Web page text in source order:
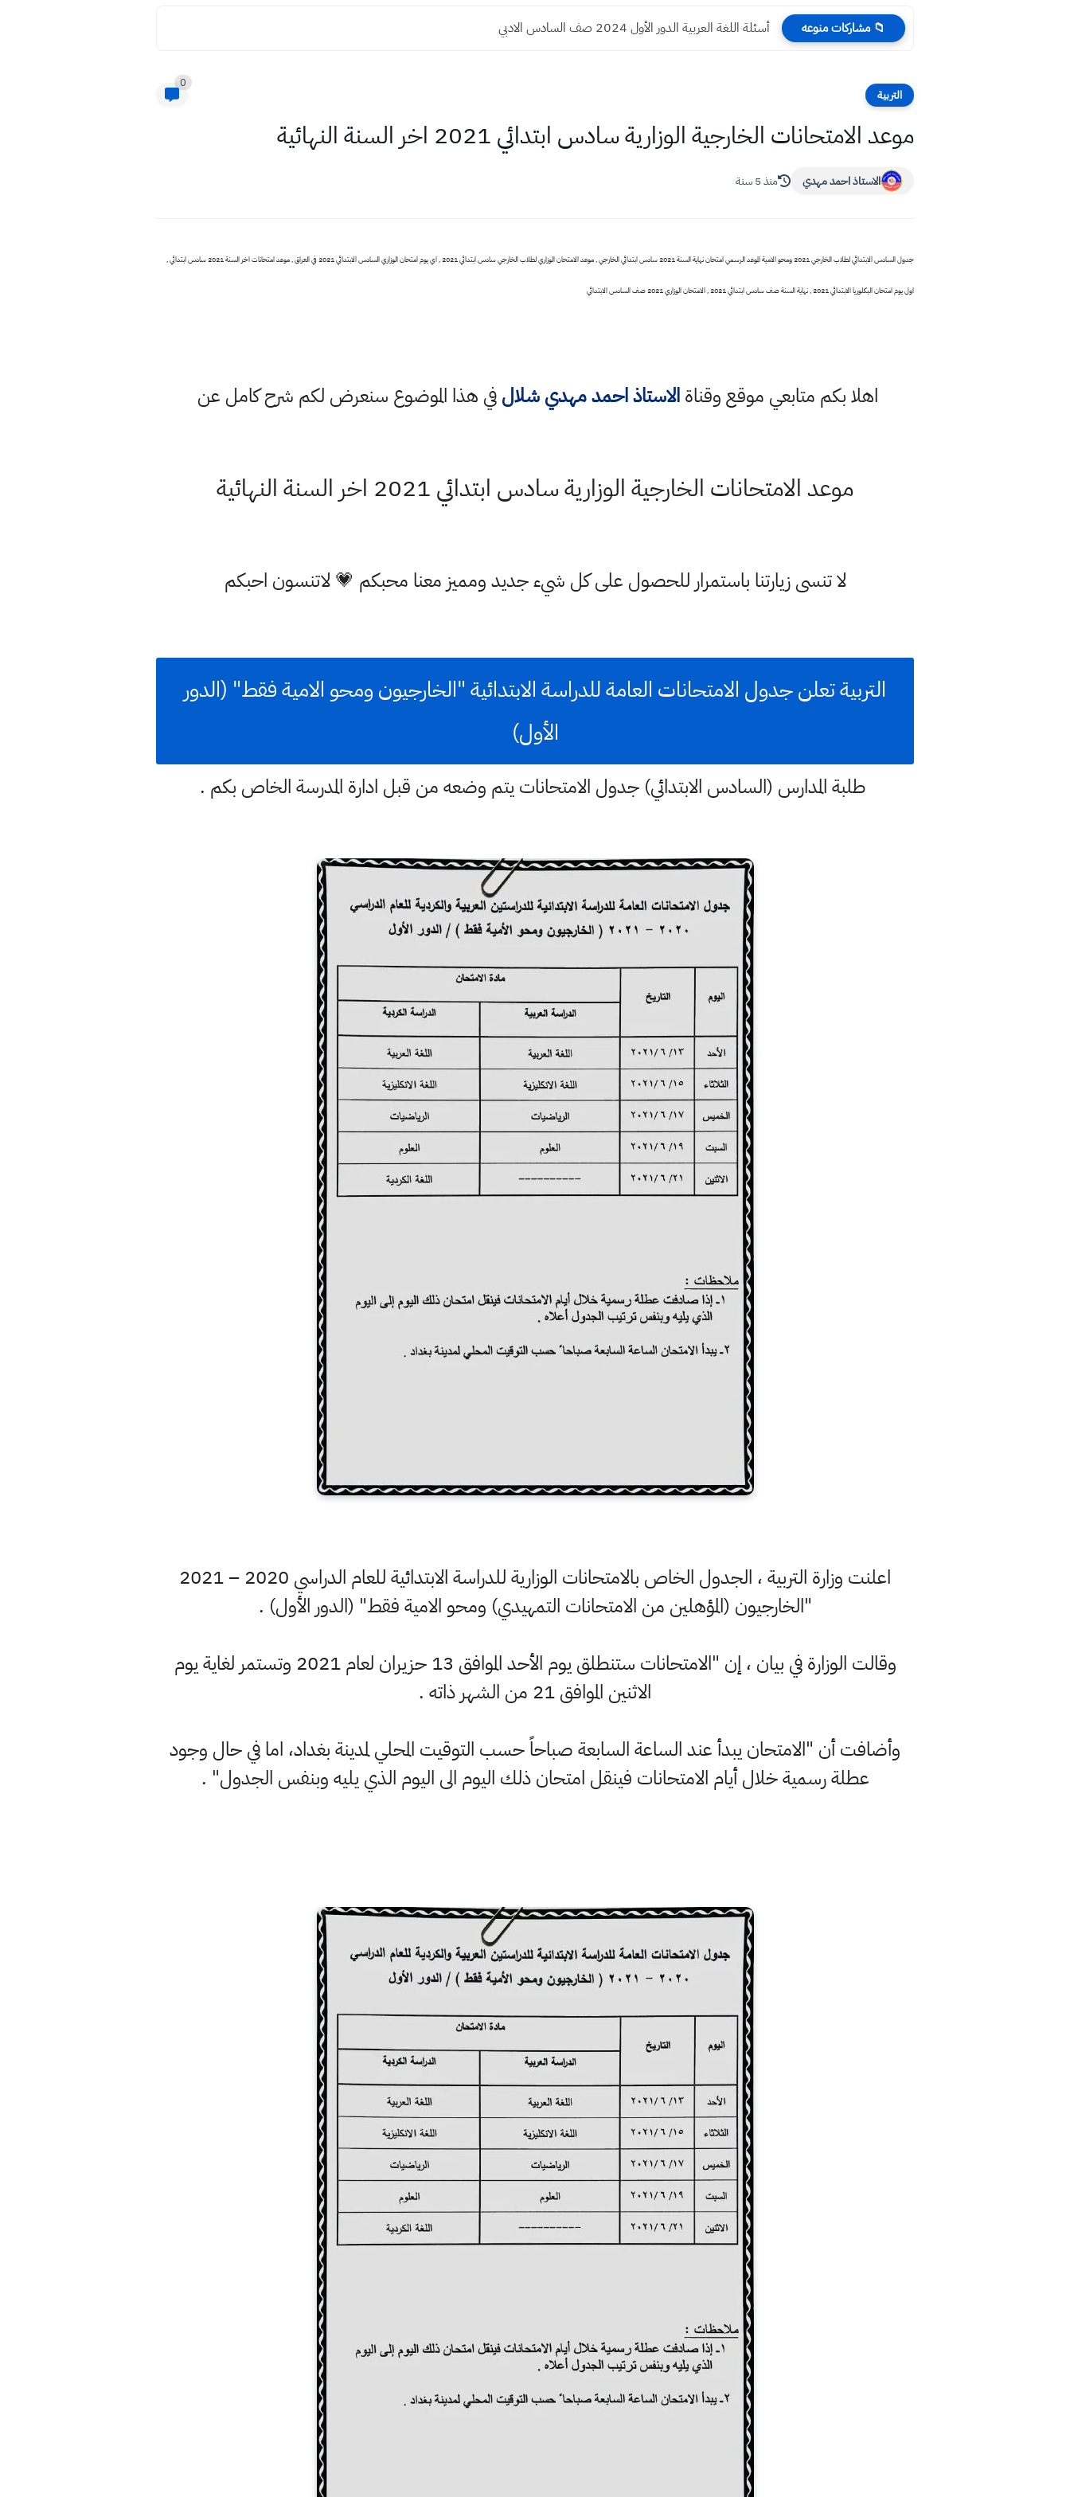
📁 مشاركات منوعه أسئلة اللغة العربية الدور الأول 2024 صف السادس الادبي
التربية
0
موعد الامتحانات الخارجية الوزارية سادس ابتدائي 2021 اخر السنة النهائية
الاستاذ احمد مهدي منذ 5 سنة
جدول السادس الابتدائي لطلاب الخارجي 2021 ومحو الامية الموعد الرسمي امتحان نهاية السنة 2021 سادس ابتدائي الخارجي , موعد الامتحان الوزاري لطلاب الخارجي سادس ابتدائي 2021 , اي يوم امتحان الوزاري السادس الابتدائي 2021 في العراق , موعد امتحانات اخر السنة 2021 سادس ابتدائي ,
اول يوم امتحان البكلوريا الابتدائي 2021 , نهاية السنة صف سادس ابتدائي 2021 , الامتحان الوزاري 2021 صف السادس الابتدائي
اهلا بكم متابعي موقع وقناةالاستاذ احمد مهدي شلالفي هذا الموضوع سنعرض لكم شرح كامل عن
موعد الامتحانات الخارجية الوزارية سادس ابتدائي 2021 اخر السنة النهائية
لا تنسى زيارتنا باستمرار للحصول على كل شيء جديد ومميز معنا محبكم 💗 لاتنسون احبكم
التربية تعلن جدول الامتحانات العامة للدراسة الابتدائية "الخارجيون ومحو الامية فقط" (الدور
الأول)
طلبة المدارس (السادس الابتدائي) جدول الامتحانات يتم وضعه من قبل ادارة المدرسة الخاص بكم .
اعلنت وزارة التربية ، الجدول الخاص بالامتحانات الوزارية للدراسة الابتدائية للعام الدراسي 2020 – 2021
"الخارجيون (المؤهلين من الامتحانات التمهيدي) ومحو الامية فقط" (الدور الأول) .
وقالت الوزارة في بيان ، إن "الامتحانات ستنطلق يوم الأحد الموافق 13 حزيران لعام 2021 وتستمر لغاية يوم
الاثنين الموافق 21 من الشهر ذاته .
وأضافت أن "الامتحان يبدأ عند الساعة السابعة صباحاً حسب التوقيت المحلي لمدينة بغداد، اما في حال وجود
عطلة رسمية خلال أيام الامتحانات فينقل امتحان ذلك اليوم الى اليوم الذي يليه وبنفس الجدول" .